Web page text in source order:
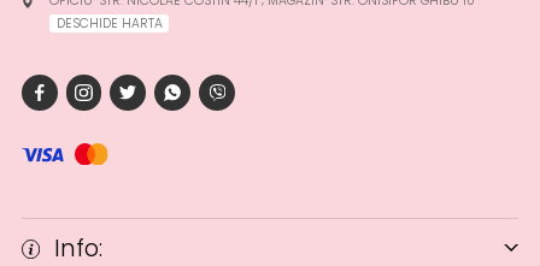
DESCHIDE HARTA
Info: